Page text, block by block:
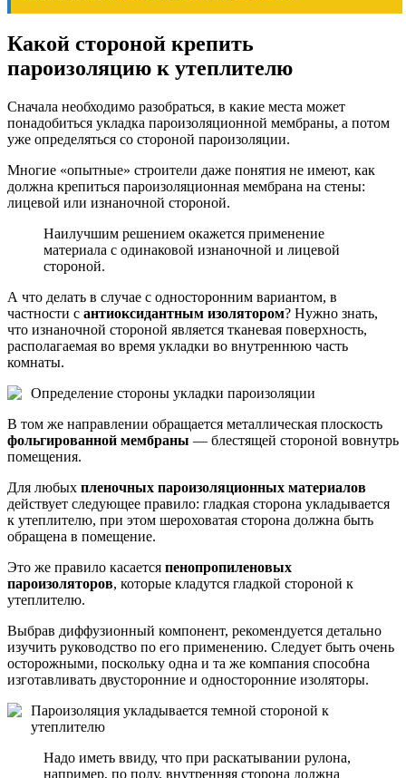
Какой стороной крепить
пароизоляцию к утеплителю
Сначала необходимо разобраться, в какие места может
понадобиться укладка пароизоляционной мембраны, а потом
уже определяться со стороной пароизоляции.
Многие «опытные» строители даже понятия не имеют, как
должна крепиться пароизоляционная мембрана на стены:
лицевой или изнаночной стороной.
Наилучшим решением окажется применение
материала с одинаковой изнаночной и лицевой
стороной.
А что делать в случае с односторонним вариантом, в
частности с антиоксидантным изолятором? Нужно знать,
что изнаночной стороной является тканевая поверхность,
располагаемая во время укладки во внутреннюю часть
комнаты.
Определение стороны укладки пароизоляции
В том же направлении обращается металлическая плоскость
фольгированной мембраны — блестящей стороной вовнутрь
помещения.
Для любых пленочных пароизоляционных материалов
действует следующее правило: гладкая сторона укладывается
к утеплителю, при этом шероховатая сторона должна быть
обращена в помещение.
Это же правило касается пенопропиленовых
пароизоляторов, которые кладутся гладкой стороной к
утеплителю.
Выбрав диффузионный компонент, рекомендуется детально
изучить руководство по его применению. Следует быть очень
осторожными, поскольку одна и та же компания способна
изготавливать двусторонние и односторонние изоляторы.
Пароизоляция укладывается темной стороной к
утеплителю
Надо иметь ввиду, что при раскатывании рулона,
например, по полу, внутренняя сторона должна